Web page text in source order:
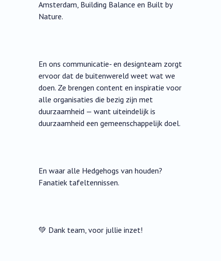
Amsterdam, Building Balance en Built by
Nature.
En ons communicatie- en designteam zorgt
ervoor dat de buitenwereld weet wat we
doen. Ze brengen content en inspiratie voor
alle organisaties die bezig zijn met
duurzaamheid — want uiteindelijk is
duurzaamheid een gemeenschappelijk doel.
En waar alle Hedgehogs van houden?
Fanatiek tafeltennissen.
💚 Dank team, voor jullie inzet!